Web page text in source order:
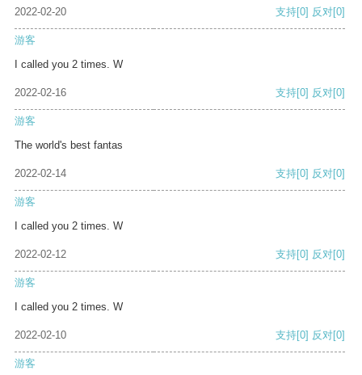
2022-02-20 支持[0] 反对[0]
游客
I called you 2 times. W
2022-02-16 支持[0] 反对[0]
游客
The world's best fantas
2022-02-14 支持[0] 反对[0]
游客
I called you 2 times. W
2022-02-12 支持[0] 反对[0]
游客
I called you 2 times. W
2022-02-10 支持[0] 反对[0]
游客